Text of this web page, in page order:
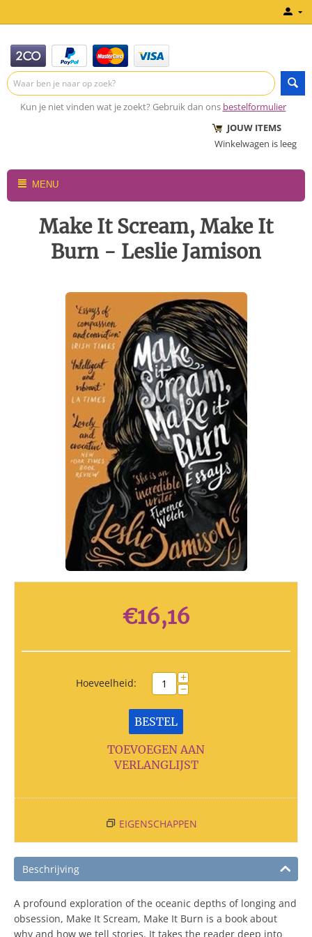
Kun je niet vinden wat je zoekt? Gebruik dan ons bestelformulier
JOUW ITEMS
Winkelwagen is leeg
MENU
Make It Scream, Make It
Burn - Leslie Jamison
€16,16
Hoeveelheid: +
−
BESTEL
TOEVOEGEN AAN
VERLANGLIJST
EIGENSCHAPPEN
Beschrijving
A profound exploration of the oceanic depths of longing and
obsession, Make It Scream, Make It Burn is a book about
why and how we tell stories. It takes the reader deep into